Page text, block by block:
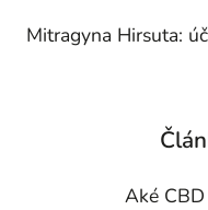
Mitragyna Hirsuta:
Aké